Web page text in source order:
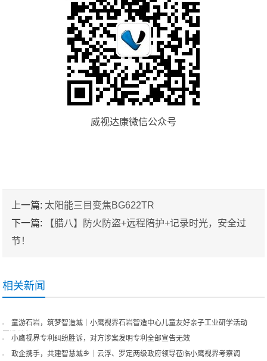
威视达康微信公众号
上一篇: 太阳能三目变焦BG622TR
下一篇:
【腊八】防火防盗+远程陪护+记录时光，安全过
节！
相关新闻
童游石岩，筑梦智造城｜小鹰视界石岩智造中心儿童友好亲子工业研学活动
圆满举办
小鹰视界专利纠纷胜诉，对方涉案发明专利全部宣告无效
政企携手，共建智慧城乡｜云浮、罗定两级政府领导莅临小鹰视界考察调